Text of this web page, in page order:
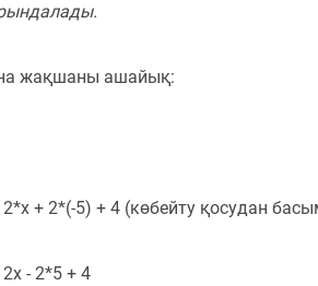
жақшаны ашайық:
2*x + 2*(-5) + 4 (көбейту қосудан
- 2*5 + 4